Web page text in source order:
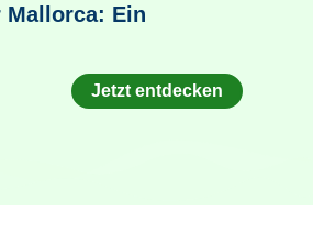
Mallorca: Ein
Jetzt entdecken